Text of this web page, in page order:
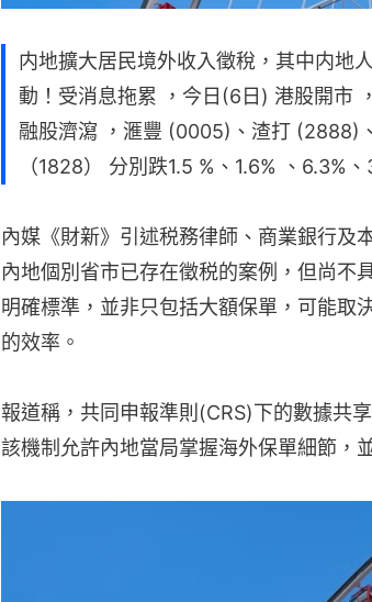
内地擴大居民境外收入徵稅，其中内地
動！受消息拖累 ，今日(6日) 港股開市
融股濟瀉 ，滙豐 (0005)、渣打 (2888)
（1828） 分別跌1.5 %、1.6% 、6.3%
內媒《財新》引述税務律師、商業銀行及
內地個別省市已存在徵税的案例，但尚不
明確標準，並非只包括大額保單，可能取
的效率。
報道稱，共同申報準則(CRS)下的數據共
該機制允許內地當局掌握海外保單細節，